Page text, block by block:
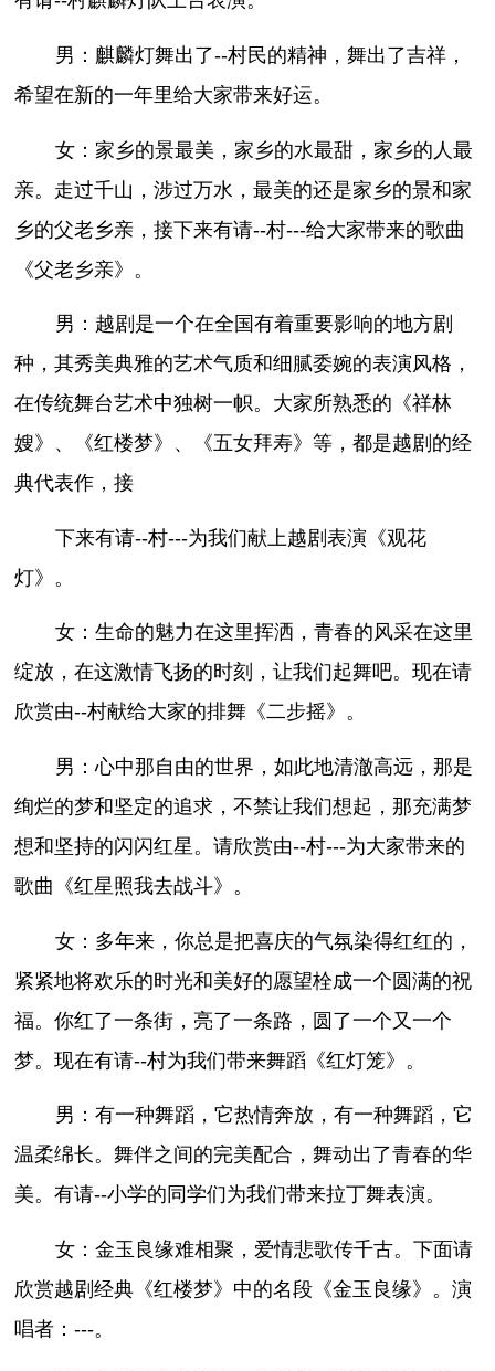
男：麒麟灯舞出了--村民的精神，舞出了吉祥，
希望在新的一年里给大家带来好运。
女：家乡的景最美，家乡的水最甜，家乡的人最
亲。走过千山，涉过万水，最美的还是家乡的景和家
乡的父老乡亲，接下来有请--村---给大家带来的歌曲
《父老乡亲》。
男：越剧是一个在全国有着重要影响的地方剧
种，其秀美典雅的艺术气质和细腻委婉的表演风格，
在传统舞台艺术中独树一帜。大家所熟悉的《祥林
嫂》、《红楼梦》、《五女拜寿》等，都是越剧的经
典代表作，接
下来有请--村---为我们献上越剧表演《观花
灯》。
女：生命的魅力在这里挥洒，青春的风采在这里
绽放，在这激情飞扬的时刻，让我们起舞吧。现在请
欣赏由--村献给大家的排舞《二步摇》。
男：心中那自由的世界，如此地清澈高远，那是
绚烂的梦和坚定的追求，不禁让我们想起，那充满梦
想和坚持的闪闪红星。请欣赏由--村---为大家带来的
歌曲《红星照我去战斗》。
女：多年来，你总是把喜庆的气氛染得红红的，
紧紧地将欢乐的时光和美好的愿望栓成一个圆满的祝
福。你红了一条街，亮了一条路，圆了一个又一个
梦。现在有请--村为我们带来舞蹈《红灯笼》。
男：有一种舞蹈，它热情奔放，有一种舞蹈，它
温柔绵长。舞伴之间的完美配合，舞动出了青春的华
美。有请--小学的同学们为我们带来拉丁舞表演。
女：金玉良缘难相聚，爱情悲歌传千古。下面请
欣赏越剧经典《红楼梦》中的名段《金玉良缘》。演
唱者：---。